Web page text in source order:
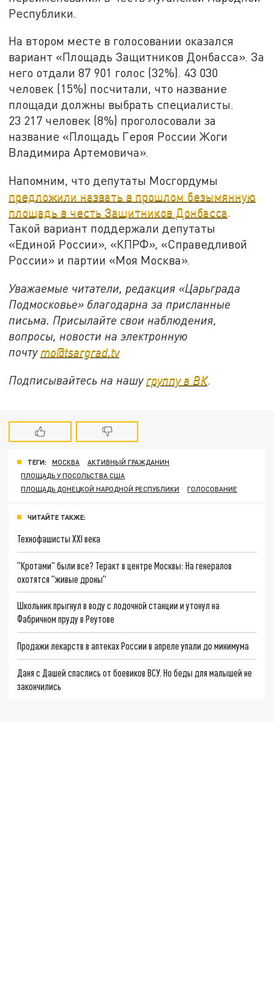
Республики.
На втором месте в голосовании оказался
вариант «Площадь Защитников Донбасса». За
него отдали 87 901 голос (32%). 43 030
человек (15%) посчитали, что название
площади должны выбрать специалисты.
23 217 человек (8%) проголосовали за
название «Площадь Героя России Жоги
Владимира Артемовича».
Напомним, что депутаты Мосгордумы
предложили назвать в прошлом безымянную
площадь в честь Защитников Донбасса.
Такой вариант поддержали депутаты
«Единой России», «КПРФ», «Справедливой
России» и партии «Моя Москва».
Уважаемые читатели, редакция «Царьграда
Подмосковье» благодарна за присланные
письма. Присылайте свои наблюдения,
вопросы, новости на электронную
почту mo@tsargrad.tv
Подписывайтесь на нашу группу в ВК.
ТЕГИ: МОСКВА
АКТИВНЫЙ ГРАЖДАНИН
ПЛОЩАДЬ У ПОСОЛЬСТВА США
ПЛОЩАДЬ ДОНЕЦКОЙ НАРОДНОЙ РЕСПУБЛИКИ
ГОЛОСОВАНИЕ
ЧИТАЙТЕ ТАКЖЕ:
Технофашисты XXI века
"Кротами" были все? Теракт в центре Москвы: На генералов
охотятся "живые дроны"
Школьник прыгнул в воду с лодочной станции и утонул на
Фабричном пруду в Реутове
Продажи лекарств в аптеках России в апреле упали до минимума
Даня с Дашей спаслись от боевиков ВСУ. Но беды для малышей не
закончились